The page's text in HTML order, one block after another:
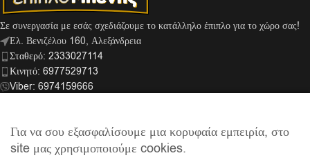
Σε συνεργασία με εσάς σχεδιάζουμε το κατάλληλο έπιπλο για το χώρο σας!
Ελ. Βενιζέλου 160, Αλεξάνδρεια
Σταθερό: 2333027114
Κινητό: 6977529713
Viber: 6974159666
ΣΎΝΔΕΣΜΟΙ
Για να σου εξασφαλίσουμε μια κορυφαία εμπειρία, στο
site μας χρησιμοποιούμε cookies.